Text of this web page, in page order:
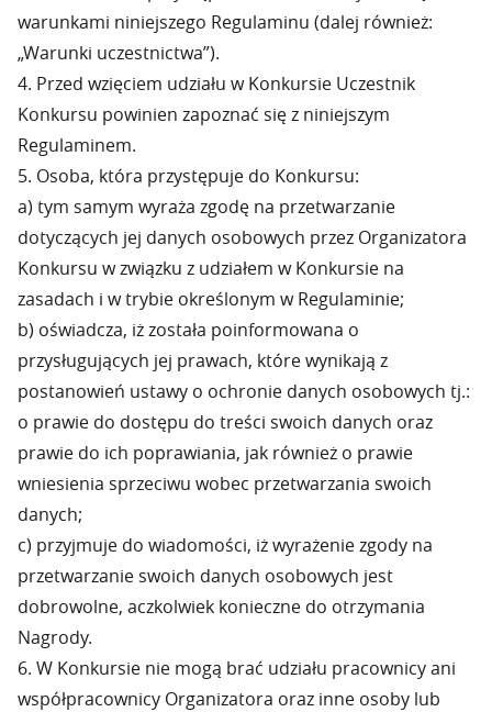
warunkami niniejszego Regulaminu (dalej również:
„Warunki uczestnictwa”).
4. Przed wzięciem udziału w Konkursie Uczestnik
Konkursu powinien zapoznać się z niniejszym
Regulaminem.
5. Osoba, która przystępuje do Konkursu:
a) tym samym wyraża zgodę na przetwarzanie
dotyczących jej danych osobowych przez Organizatora
Konkursu w związku z udziałem w Konkursie na
zasadach i w trybie określonym w Regulaminie;
b) oświadcza, iż została poinformowana o
przysługujących jej prawach, które wynikają z
postanowień ustawy o ochronie danych osobowych tj.:
o prawie do dostępu do treści swoich danych oraz
prawie do ich poprawiania, jak również o prawie
wniesienia sprzeciwu wobec przetwarzania swoich
danych;
c) przyjmuje do wiadomości, iż wyrażenie zgody na
przetwarzanie swoich danych osobowych jest
dobrowolne, aczkolwiek konieczne do otrzymania
Nagrody.
6. W Konkursie nie mogą brać udziału pracownicy ani
współpracownicy Organizatora oraz inne osoby lub